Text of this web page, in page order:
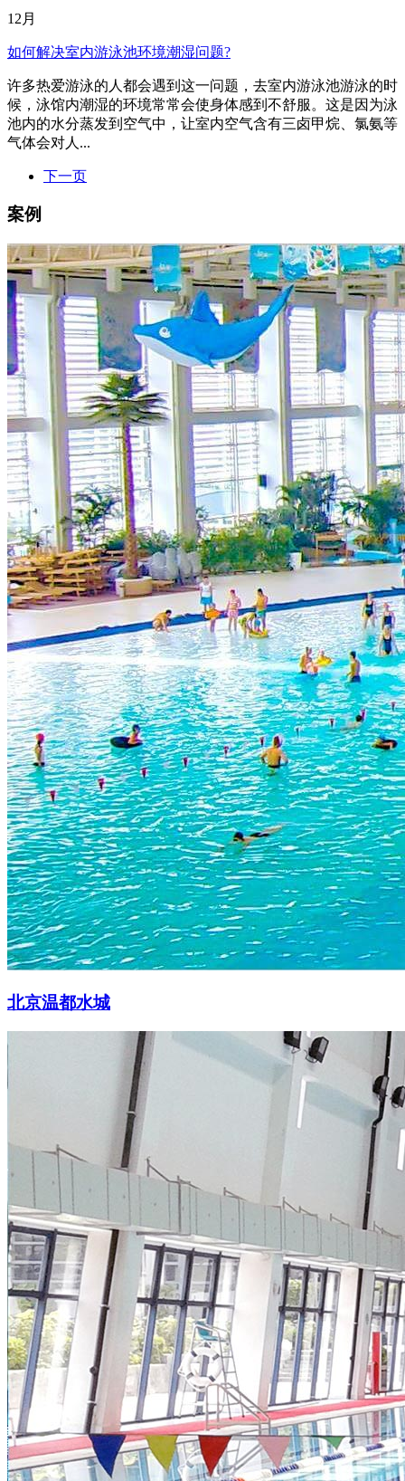
12月
如何解决室内游泳池环境潮湿问题?
许多热爱游泳的人都会遇到这一问题，去室内游泳池游泳的时
候，泳馆内潮湿的环境常常会使身体感到不舒服。这是因为泳
池内的水分蒸发到空气中，让室内空气含有三卤甲烷、氯氨等
气体会对人...
下一页
案例
北京温都水城